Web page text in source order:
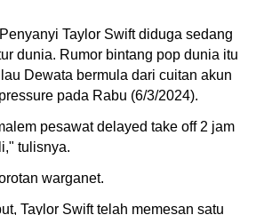
Penyanyi Taylor Swift diduga sedang
dunia. Rumor bintang pop dunia itu
Dewata bermula dari cuitan akun
pada Rabu (6/3/2024).
pesawat delayed take off 2 jam
tulisnya.
warganet.
Taylor Swift telah memesan satu